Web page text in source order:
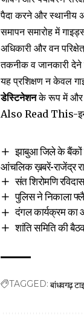
पैदा करने और स्थानीय
समापन समारोह में
अधिकारी और वन
तकनीक व जानकारी
यह प्रशिक्षण न केवल
डेस्टिनेशनके रूप में और
Also Read This-
झाबुआ जिले के बैंकों
आंचलिक ख़बरें-राजेंद्र
संत शिरोमणि
पुलिस ने निकाला
दंगल कार्यक्रम का
शांति समिति की
TAGGED: बांधवगढ़